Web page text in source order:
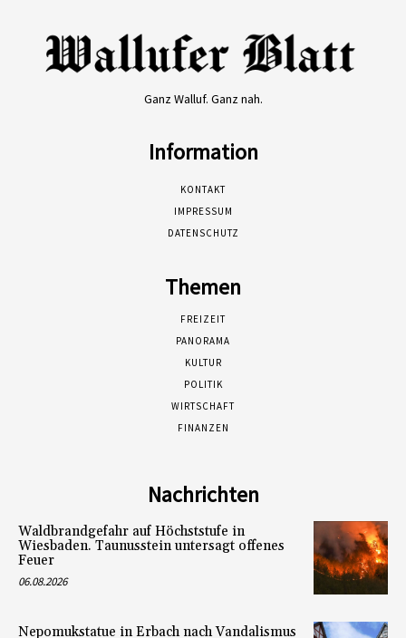
Ganz Walluf. Ganz nah.
Information
KONTAKT
IMPRESSUM
DATENSCHUTZ
Themen
FREIZEIT
PANORAMA
KULTUR
POLITIK
WIRTSCHAFT
FINANZEN
Nachrichten
Waldbrandgefahr auf Höchststufe in
Wiesbaden. Taunusstein untersagt offenes
Feuer
06.08.2026
Nepomukstatue in Erbach nach Vandalismus